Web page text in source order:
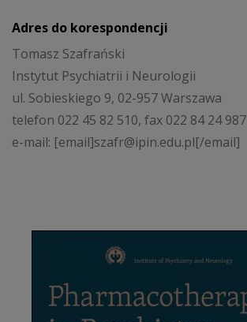
Adres do korespondencji
Tomasz Szafrański
Instytut Psychiatrii i Neurologii
ul. Sobieskiego 9, 02-957 Warszawa
telefon 022 45 82 510, fax 022 84 24 987
e-mail: [email]szafr@ipin.edu.pl[/email]